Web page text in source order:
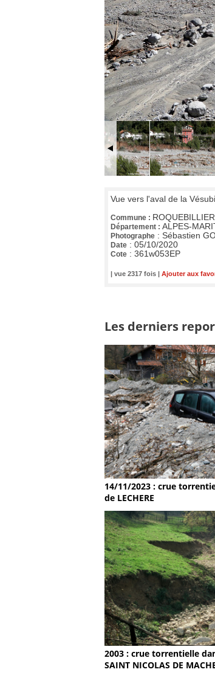
Vue vers l'aval de la
Commune :
Département : ALPES-
Photographe : Sébastien
Date : 05/10/2020
Cote : 361w053EP
| vue 2317 fois | Ajouter aux
Les derniers
14/11/2023 : crue
de LECHERE
2003 : crue torrentielle
SAINT NICOLAS DE